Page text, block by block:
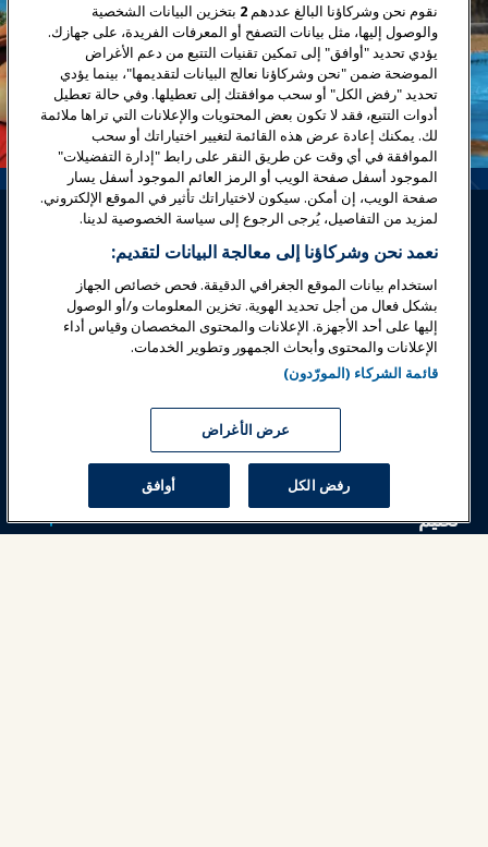
تسجيل الدخول انضم الآن
جوائز المهن
اتصل
أخبار وعالم المرح
تعليم
نقوم نحن وشركاؤنا البالغ عددهم 2 بتخزين البيانات الشخصية
والوصول إليها، مثل بيانات التصفح أو المعرفات الفريدة، على جهازك.
يؤدي تحديد "أوافق" إلى تمكين تقنيات التتبع من دعم الأغراض
الموضحة ضمن "نحن وشركاؤنا نعالج البيانات لتقديمها"، بينما يؤدي
تحديد "رفض الكل" أو سحب موافقتك إلى تعطيلها. وفي حالة تعطيل
أدوات التتبع، فقد لا تكون بعض المحتويات والإعلانات التي تراها ملائمة
لك. يمكنك إعادة عرض هذه القائمة لتغيير اختياراتك أو سحب
الموافقة في أي وقت عن طريق النقر على رابط "إدارة التفضيلات"
الموجود أسفل صفحة الويب أو الرمز العائم الموجود أسفل يسار
صفحة الويب، إن أمكن. سيكون لاختياراتك تأثير في الموقع الإلكتروني.
لمزيد من التفاصيل، يُرجى الرجوع إلى سياسة الخصوصية لدينا.
نعمد نحن وشركاؤنا إلى معالجة البيانات لتقديم:
استخدام بيانات الموقع الجغرافي الدقيقة. فحص خصائص الجهاز
بشكل فعال من أجل تحديد الهوية. تخزين المعلومات و/أو الوصول
إليها على أحد الأجهزة. الإعلانات والمحتوى المخصصان وقياس أداء
الإعلانات والمحتوى وأبحاث الجمهور وتطوير الخدمات.
قائمة الشركاء (المورّدون)
عرض الأغراض
رفض الكل أوافق